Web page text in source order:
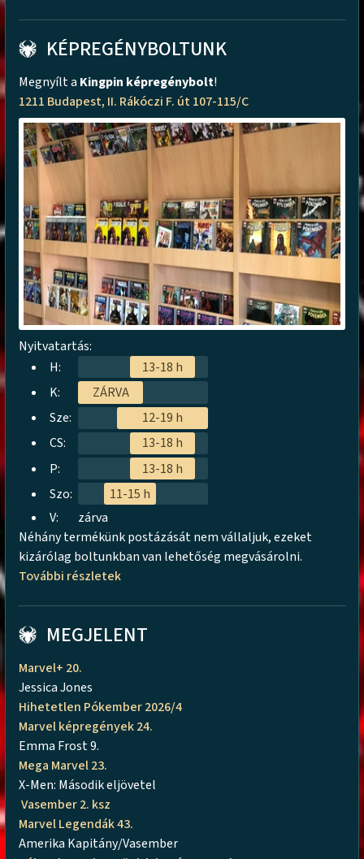
KÉPREGÉNYBOLTUNK
Megnyílt a Kingpin képregénybolt!
1211 Budapest, II. Rákóczi F. út 107-115/C
Nyitvatartás:
H:
13-18 h
K:
ZÁRVA
Sze:
12-19 h
CS:
13-18 h
P:
13-18 h
Szo:
11-15 h
V:
zárva
Néhány termékünk postázását nem vállaljuk, ezeket
kizárólag boltunkban van lehetőség megvásárolni.
További részletek
MEGJELENT
Marvel+ 20.
Jessica Jones
Hihetetlen Pókember 2026/4
Marvel képregények 24.
Emma Frost 9.
Mega Marvel 23.
X-Men: Második eljövetel
Vasember 2. ksz
Marvel Legendák 43.
Amerika Kapitány/Vasember